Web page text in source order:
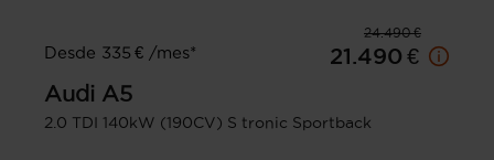
24.490 €
Desde 335 € /mes*
21.490 €
Audi A5
2.0 TDI 140kW (190CV) S tronic Sportback